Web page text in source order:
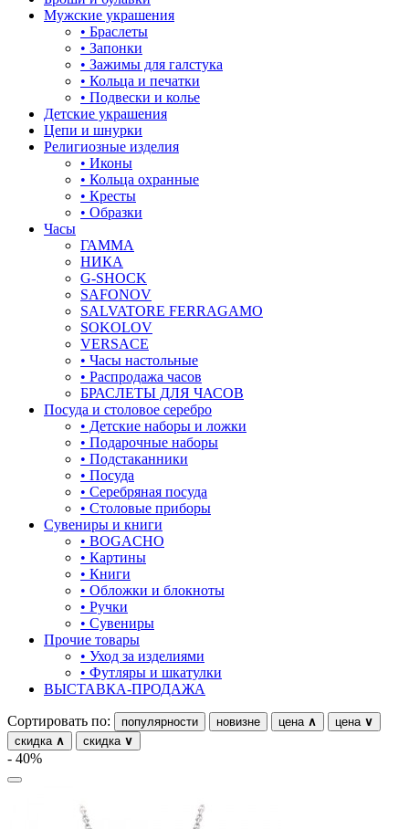
корона
кошки
круг (шар)
крылья и перья
листья
ловец снов
лошадки и единороги
лягушки
медведь
музыка
мышки
обереги
один камень
под гравировку
подкова
предметы
прямоугольник
птицы
ремни
ромб
Мужские украшения
• Браслеты
• Запонки
• Зажимы для галстука
• Кольца и печатки
• Подвески и колье
Детские украшения
Цепи и шнурки
Религиозные изделия
• Иконы
• Кольца охранные
• Кресты
• Образки
Часы
ГАММА
НИКА
G-SHOCK
SAFONOV
SALVATORE FERRAGAMO
SOKOLOV
VERSACE
• Часы настольные
• Распродажа часов
БРАСЛЕТЫ ДЛЯ ЧАСОВ
Посуда и столовое серебро
• Детские наборы и ложки
• Подарочные наборы
• Подстаканники
• Посуда
• Серебряная посуда
• Столовые приборы
Сувениры и книги
• BOGACHO
• Картины
• Книги
• Обложки и блокноты
• Ручки
• Сувениры
Прочие товары
• Уход за изделиями
• Футляры и шкатулки
ВЫСТАВКА-ПРОДАЖА
Сортировать по: популярности новизне цена ∧ цена ∨
скидка ∧ скидка ∨
- 40%